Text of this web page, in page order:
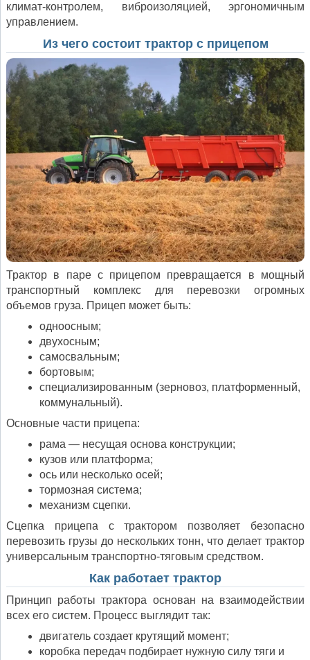
климат-контролем, виброизоляцией, эргономичным
управлением.
Из чего состоит трактор с прицепом
Трактор в паре с прицепом превращается в мощный
транспортный комплекс для перевозки огромных
объемов груза. Прицеп может быть:
одноосным;
двухосным;
самосвальным;
бортовым;
специализированным (зерновоз, платформенный,
коммунальный).
Основные части прицепа:
рама — несущая основа конструкции;
кузов или платформа;
ось или несколько осей;
тормозная система;
механизм сцепки.
Сцепка прицепа с трактором позволяет безопасно
перевозить грузы до нескольких тонн, что делает трактор
универсальным транспортно-тяговым средством.
Как работает трактор
Принцип работы трактора основан на взаимодействии
всех его систем. Процесс выглядит так:
двигатель создает крутящий момент;
коробка передач подбирает нужную силу тяги и